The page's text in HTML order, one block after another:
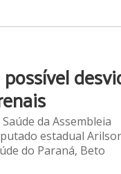
da Assembleia
estadual
do Paraná, Beto